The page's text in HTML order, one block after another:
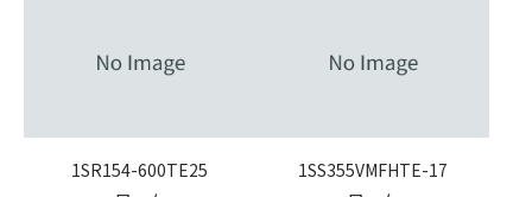
1SR154-600TE25
1SS355VMFHTE-17